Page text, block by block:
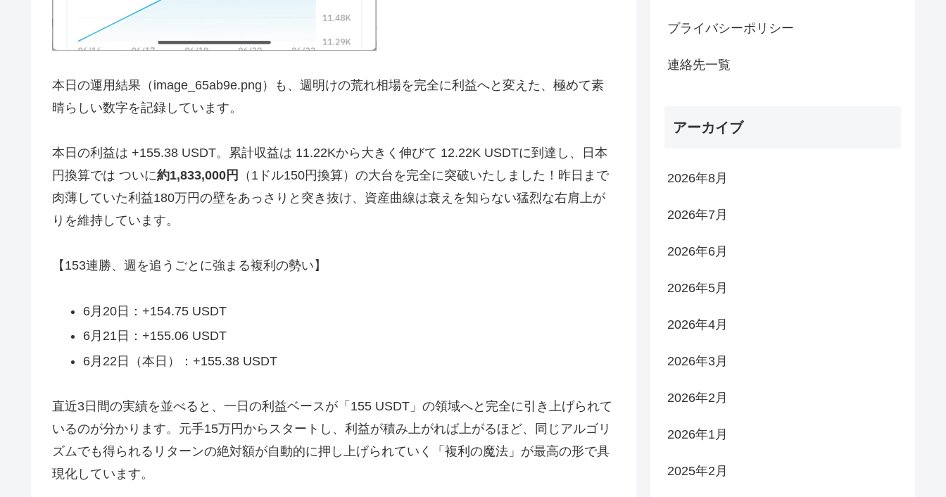
本日の運用結果（image_65ab9e.png）も、週明けの荒れ相場を完全に利益へと変えた、極めて素
晴らしい数字を記録しています。
本日の利益は +155.38 USDT。累計収益は 11.22Kから大きく伸びて 12.22K USDTに到達し、日本
円換算では ついに約1,833,000円
（1ドル150円換算）の大台を完全に突破いたしました！昨日まで
肉薄していた利益180万円の壁をあっさりと突き抜け、資産曲線は衰えを知らない猛烈な右肩上が
りを維持しています。
【153連勝、週を追うごとに強まる複利の勢い】
6月20日：+154.75 USDT
6月21日：+155.06 USDT
6月22日（本日）：+155.38 USDT
直近3日間の実績を並べると、一日の利益ベースが「155 USDT」の領域へと完全に引き上げられて
いるのが分かります。元手15万円からスタートし、利益が積み上がれば上がるほど、同じアルゴリ
ズムでも得られるリターンの絶対額が自動的に押し上げられていく「複利の魔法」が最高の形で具
現化しています。
プライバシーポリシー
連絡先一覧
アーカイブ
2026年8月
2026年7月
2026年6月
2026年5月
2026年4月
2026年3月
2026年2月
2026年1月
2025年2月